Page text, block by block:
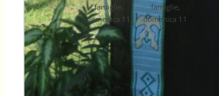
famiglie,
domenica 11
famiglie,
domenica 11